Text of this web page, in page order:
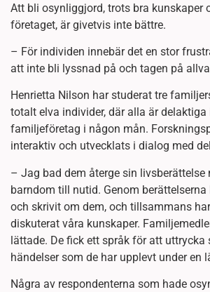
Att bli osynliggjord, trots bra kunskaper
företaget, är givetvis inte bättre.
– För individen innebär det en stor
att inte bli lyssnad på och tagen på
Henrietta Nilson har studerat tre
totalt elva individer, där alla är delaktiga
familjeföretag i någon mån.
interaktiv och utvecklats i dialog med
– Jag bad dem återge sin livsberättelse
barndom till nutid. Genom
och skrivit om dem, och tillsammans
diskuterat våra kunskaper.
lättade. De fick ett språk för att uttrycka
händelser som de har upplevt under en
Några av respondenterna som hade